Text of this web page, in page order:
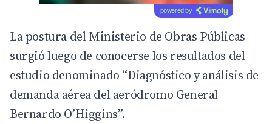
powered by
La postura del Ministerio de Obras Públicas
surgió luego de conocerse los resultados del
estudio denominado “Diagnóstico y análisis de
demanda aérea del aeródromo General
Bernardo O’Higgins”.